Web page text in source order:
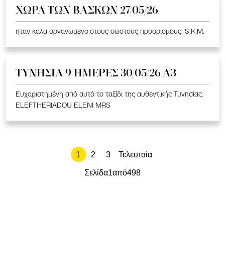
ΧΩΡΑ ΤΩΝ ΒΑΣΚΩΝ 27/05/26
ηταν καλα οργανωμενο,στους σωστους προορισμους. S.K.M.
ΤΥΝΗΣΙΑ 9 ΗΜΕΡΕΣ 30/05/26 Α3
Ευχαριστημένη από αυτό το ταξίδι της αυθεντικής Τυνησίας.
ELEFTHERIADOU ELENI MRS
1 2 3 Τελευταία
Σελίδα1από498